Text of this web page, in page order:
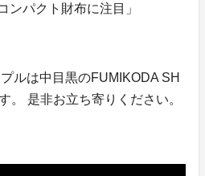
ンパクト財布に注目」
ルは中目黒のFUMIKODA SH
。 是非お立ち寄りください。